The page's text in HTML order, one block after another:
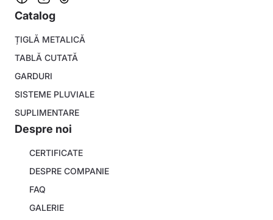
Catalog
Footer
menu
ȚIGLĂ METALICĂ
TABLĂ CUTATĂ
GARDURI
SISTEME PLUVIALE
SUPLIMENTARE
Despre noi
About
company
CERTIFICATE
DESPRE COMPANIE
FAQ
GALERIE